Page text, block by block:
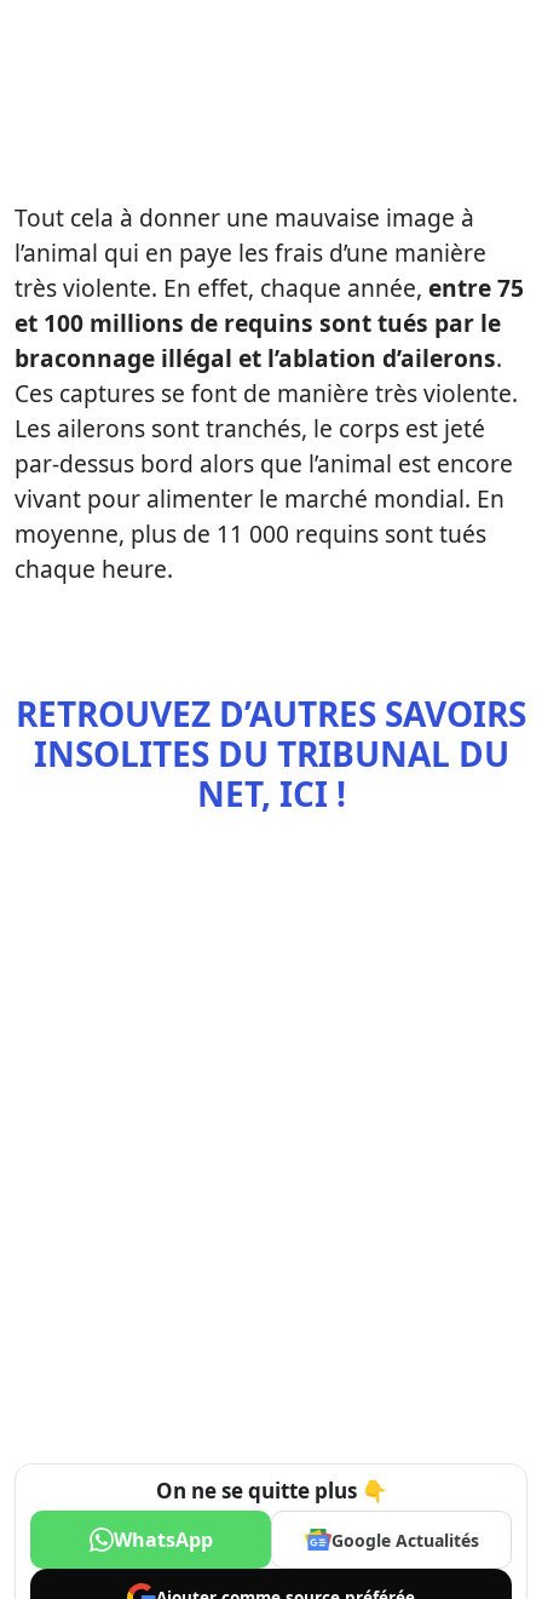
Tout cela à donner une mauvaise image à
l’animal qui en paye les frais d’une manière
très violente. En effet, chaque année, entre 75
et 100 millions de requins sont tués par le
braconnage illégal et l’ablation d’ailerons.
Ces captures se font de manière très violente.
Les ailerons sont tranchés, le corps est jeté
par-dessus bord alors que l’animal est encore
vivant pour alimenter le marché mondial. En
moyenne, plus de 11 000 requins sont tués
chaque heure.
RETROUVEZ D’AUTRES SAVOIRS
INSOLITES DU TRIBUNAL DU
NET, ICI !
On ne se quitte plus 👇
WhatsApp Google Actualités